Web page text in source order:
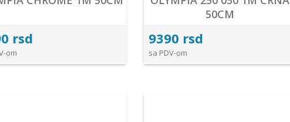
rsd
om
50CM
9390 rsd
sa PDV-om